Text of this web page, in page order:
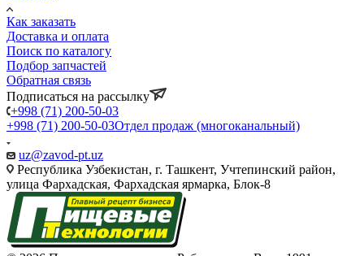
Как заказать
Доставка и оплата
Поиск по каталогу
Подбор запчастей
Обратная связь
Подписаться на рассылку
+998 (71) 200-50-03
+998 (71) 200-50-03Отдел продаж (многоканальный)
uz@zavod-pt.uz
Республика Узбекистан, г. Ташкент, Учтепинский район,
улица Фархадская, Фархадская ярмарка, Блок-8